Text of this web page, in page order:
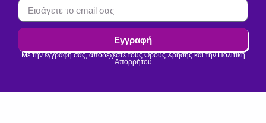
Εγγραφή
Με την εγγραφή σας, αποδέχεστε τους Όρους Χρήσης και την Πολιτική
Απορρήτου